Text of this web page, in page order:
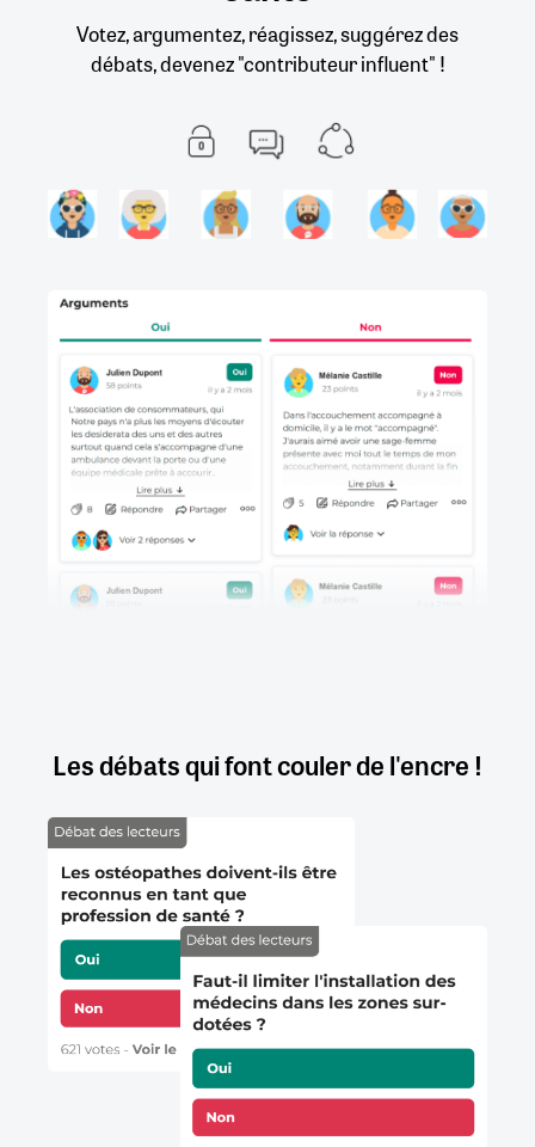
Votez, argumentez, réagissez, suggérez des
débats, devenez "contributeur influent" !
Les débats qui font couler de l'encre !